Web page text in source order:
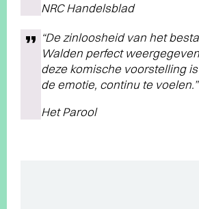
NRC Handelsblad
“De zinloosheid van het
Walden perfect
deze komische voorstelling
de emotie, continu te voelen.”
Het Parool